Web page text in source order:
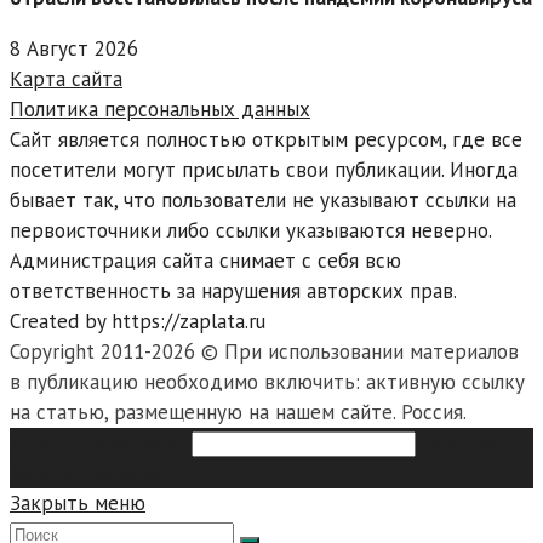
8 Август 2026
Карта сайта
Политика персональных данных
Сайт является полностью открытым ресурсом, где все
посетители могут присылать свои публикации. Иногда
бывает так, что пользователи не указывают ссылки на
первоисточники либо ссылки указываются неверно.
Администрация сайта снимает с себя всю
ответственность за нарушения авторских прав.
Created by https://zaplata.ru
Copyright 2011-2026 © При использовании материалов
в публикацию необходимо включить: активную ссылку
на статью, размещенную на нашем сайте. Россия.
Закрыть меню